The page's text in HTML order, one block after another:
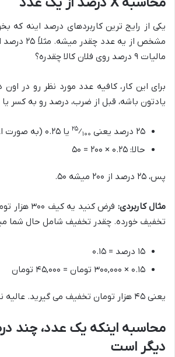
یکی از رایج ترین کاربردهای درصد اینه که
مالیات ۹ درصد روی فلان کالا چقدره؟
برای این کار، کافیه عدد مورد نظر رو در
یادتون باشه، قبل از ضرب، درصد رو به کسر
۲۵ درصد یعنی ۲۵⁄۱۰۰
یا ۰.۲۵ (به صورت اعشار).
حالا: ۰.۲۵ × ۲۰۰ = ۵۰
پس، ۲۵ درصد از ۲۰۰ میشه ۵۰.
مثال کاربردی:
تخفیف خورده. چقدر تخفیف شامل حال شما
۱۵ درصد = ۰.۱۵
۰.۱۵ × ۳۰۰,۰۰۰ تومان = ۴۵,۰۰۰ تومان
یعنی ۴۵ هزار تومان تخفیف می گیرید. عالیه نه؟
محاسبه اینکه یک عدد، چند
دیگر است